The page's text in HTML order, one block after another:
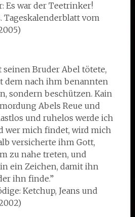
Es war der Teetrinker!
Tageskalenderblatt vom
seinen Bruder Abel tötete,
dem nach ihm benannten
sondern beschützen. Kain
Abels Reue und
und ruhelos werde ich
wer mich findet, wird mich
versicherte ihm Gott,
zu nahe treten, und
ein Zeichen, damit ihn
ihn finde.”
Ketchup, Jeans und